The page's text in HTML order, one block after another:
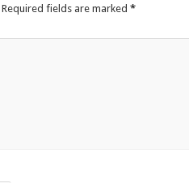
Required fields are marked *